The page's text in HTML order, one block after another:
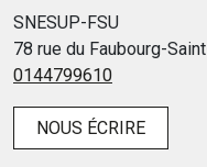
SNESUP-FSU
78 rue du Faubourg-
0144799610
NOUS ÉCRIRE